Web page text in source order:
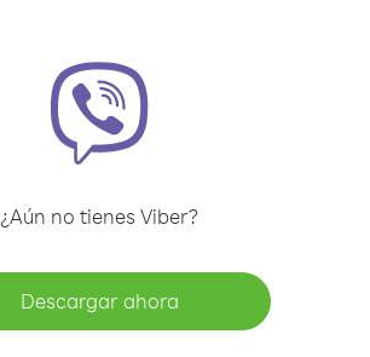
¿Aún no tienes Viber?
Descargar ahora